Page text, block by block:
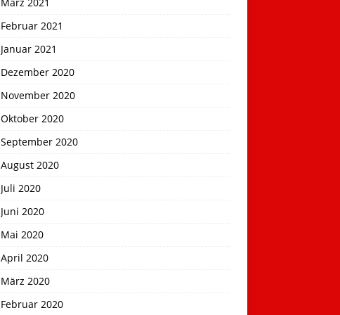
Februar 2021
Januar 2021
Dezember 2020
November 2020
Oktober 2020
September 2020
August 2020
Juli 2020
Juni 2020
Mai 2020
April 2020
März 2020
Februar 2020